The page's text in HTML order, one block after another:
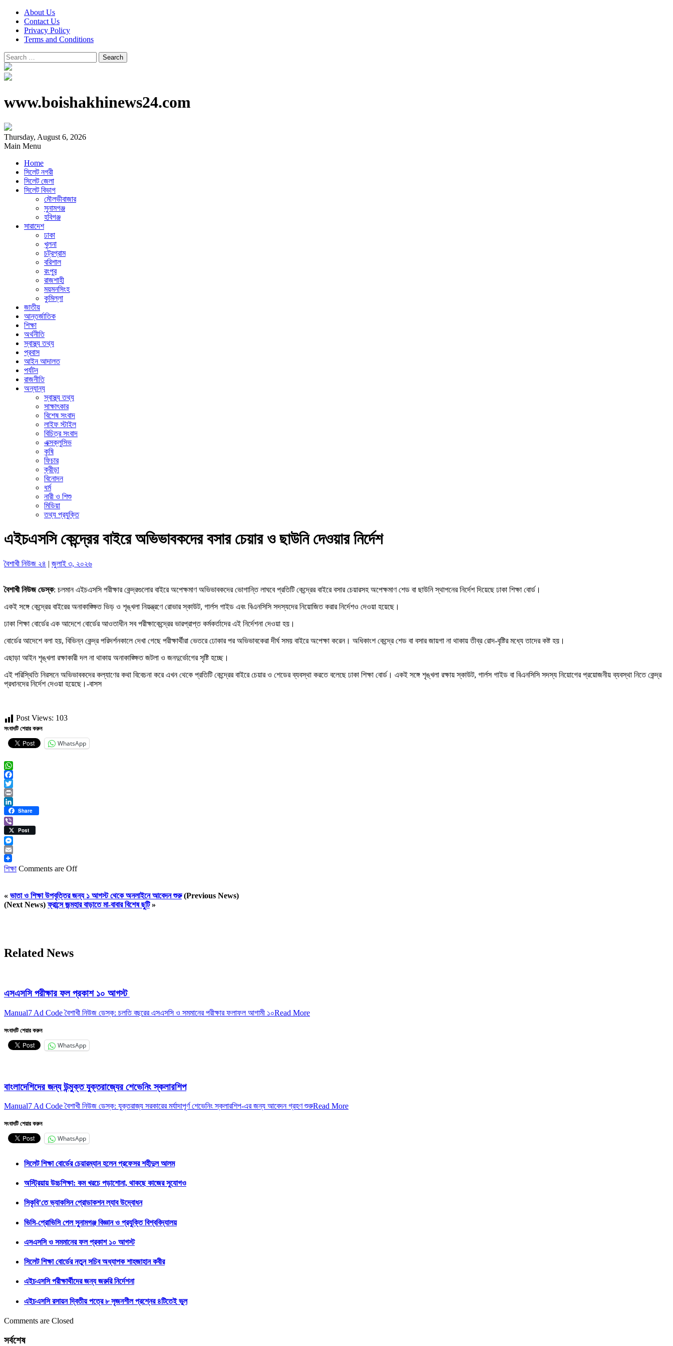
About Us
Contact Us
Privacy Policy
Terms and Conditions
Search
for:
www.boishakhinews24.com
Thursday, August 6, 2026
Main Menu
Home
সিলেট নগরী
সিলেট জেলা
সিলেট বিভাগ
মৌলভীবাজার
সুনামগঞ্জ
হবিগঞ্জ
সারাদেশ
ঢাকা
খুলনা
চট্রগ্রাম
বরিশাল
রংপুর
রাজশাহী
ময়মনসিংহ
কুমিল্লা
জাতীয়
আন্তর্জাতিক
শিক্ষা
অর্থনীতি
স্বাস্থ্য তথ্য
প্রবাস
আইন আদালত
পর্যটন
রাজনীতি
অন্যান্য
স্বাস্থ্য তথ্য
সাক্ষাৎকার
বিশেষ সংবাদ
লাইফ স্টাইল
বিচিত্র সংবাদ
এক্সক্লুসিভ
কৃষি
ফিচার
ক্রীড়া
বিনোদন
ধর্ম
নারী ও শিশু
মিডিয়া
তথ্য প্রযুক্তি
এইচএসসি কেন্দ্রের বাইরে অভিভাবকদের বসার চেয়ার ও ছাউনি দেওয়ার নির্দেশ
বৈশাখী নিউজ ২৪ | জুলাই ৩, ২০২৬
বৈশাখী নিউজ ডেস্ক: চলমান এইচএসসি পরীক্ষার কেন্দ্রগুলোর বাইরে অপেক্ষমাণ অভিভাবকদের ভোগান্তি লাঘবে প্রতিটি কেন্দ্রের বাইরে বসার চেয়ারসহ অপেক্ষমাণ শেড বা ছাউনি স্থাপনের নির্দেশ দিয়েছে ঢাকা শিক্ষা বোর্ড।
একই সঙ্গে কেন্দ্রের বাইরের অনাকাঙ্ক্ষিত ভিড় ও শৃঙ্খলা নিয়ন্ত্রণে রোভার স্কাউট, গার্লস গাইড এবং বিএনসিসি সদস্যদের নিয়োজিত করার নির্দেশও দেওয়া হয়েছে।
ঢাকা শিক্ষা বোর্ডের এক আদেশে বোর্ডের আওতাধীন সব পরীক্ষাকেন্দ্রের ভারপ্রাপ্ত কর্মকর্তাদের এই নির্দেশনা দেওয়া হয়।
বোর্ডের আদেশে বলা হয়, বিভিন্ন কেন্দ্র পরিদর্শনকালে দেখা গেছে পরীক্ষার্থীরা ভেতরে ঢোকার পর অভিভাবকেরা দীর্ঘ সময় বাইরে অপেক্ষা করেন। অধিকাংশ কেন্দ্রে শেড বা বসার জায়গা না থাকায় তীব্র রোদ-বৃষ্টির মধ্যে তাদের কষ্ট হয়।
এছাড়া আইন শৃঙ্খলা রক্ষাকারী দল না থাকায় অনাকাঙ্ক্ষিত জটলা ও জনদুর্ভোগের সৃষ্টি হচ্ছে।
এই পরিস্থিতি নিরসনে অভিভাবকদের কল্যাণের কথা বিবেচনা করে এখন থেকে প্রতিটি কেন্দ্রের বাইরে চেয়ার ও শেডের ব্যবস্থা করতে বলেছে ঢাকা শিক্ষা বোর্ড। একই সঙ্গে শৃঙ্খলা রক্ষায় স্কাউট, গার্লস গাইড বা বিএনসিসি সদস্য নিয়োগের প্রয়োজনীয় ব্যবস্থা নিতে কেন্দ্র
প্রধানদের নির্দেশ দেওয়া হয়েছে।-বাসস
Post Views: 103
সংবাদটি শেয়ার করুন
WhatsApp
WhatsApp
Facebook
Twitter
Print
LinkedIn
Share
ViberPost
Messenger
Email
শিক্ষা Comments are Off
« ভাতা ও শিক্ষা উপবৃত্তির জন্য ১ আগস্ট থেকে অনলাইনে আবেদন শুরু(Previous News)
(Next News)ফ্রান্সে জন্মহার বাড়াতে মা-বাবার বিশেষ ছুটি»
Related News
এসএসসি পরীক্ষার ফল প্রকাশ ১০ আগস্ট
Manual7 Ad Code বৈশাখী নিউজ ডেস্ক: চলতি বছরের এসএসসি ও সমমানের পরীক্ষার ফলাফল আগামী ১০Read More
সংবাদটি শেয়ার করুন
WhatsApp
বাংলাদেশিদের জন্য উন্মুক্ত যুক্তরাজ্যের শেভেনিং স্কলারশিপ
Manual7 Ad Code বৈশাখী নিউজ ডেস্ক: যুক্তরাজ্য সরকারের মর্যাদাপূর্ণ শেভেনিং স্কলারশিপ-এর জন্য আবেদন গ্রহণ শুরুRead More
সংবাদটি শেয়ার করুন
WhatsApp
সিলেট শিক্ষা বোর্ডের চেয়ারম্যান হলেন প্রফেসর শহীদুল আলম
অস্ট্রিয়ায় উচ্চশিক্ষা: কম খরচে পড়াশোনা, থাকছে কাজের সুযোগও
সিকৃবি’তে ভ্যাকসিন প্রোডাকশন ল্যাব উদ্বোধন
ভিসি-প্রোভিসি পেল সুনামগঞ্জ বিজ্ঞান ও প্রযুক্তি বিশ্ববিদ্যালয়
এসএসসি ও সমমানের ফল প্রকাশ ১০ আগস্ট
সিলেট শিক্ষা বোর্ডের নতুন সচিব অধ্যাপক শাহজাহান কবীর
এইচএসসি পরীক্ষার্থীদের জন্য জরুরি নির্দেশনা
এইচএসসি রসায়ন দ্বিতীয় পত্রে ৮ সৃজনশীল প্রশ্নের ৪টিতেই ভুল
Comments are Closed
সর্বশেষ